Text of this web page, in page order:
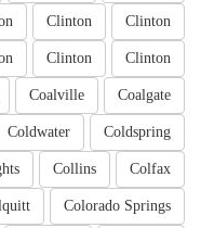
Clinton
Clinton
Clinton
Clinton
Coalgate
Coalville
Coldspring
Coldwater
Colfax
Collins
Colorado Springs